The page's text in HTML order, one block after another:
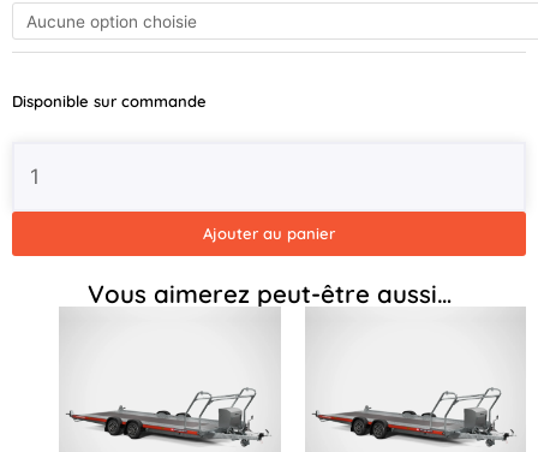
Disponible sur commande
JAMES
A-
essieux
Roues
Ajouter au panier
Vous aimerez peut-être aussi…